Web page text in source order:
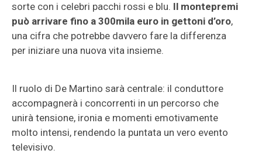
sorte con i celebri pacchi rossi e blu. Il montepremi
può arrivare fino a 300mila euro in gettoni d’oro,
una cifra che potrebbe davvero fare la differenza
per iniziare una nuova vita insieme.
Il ruolo di De Martino sarà centrale: il conduttore
accompagnerà i concorrenti in un percorso che
unirà tensione, ironia e momenti emotivamente
molto intensi, rendendo la puntata un vero evento
televisivo.